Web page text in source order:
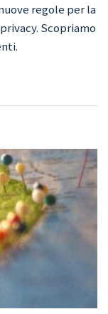
regole per la
Scopriamo